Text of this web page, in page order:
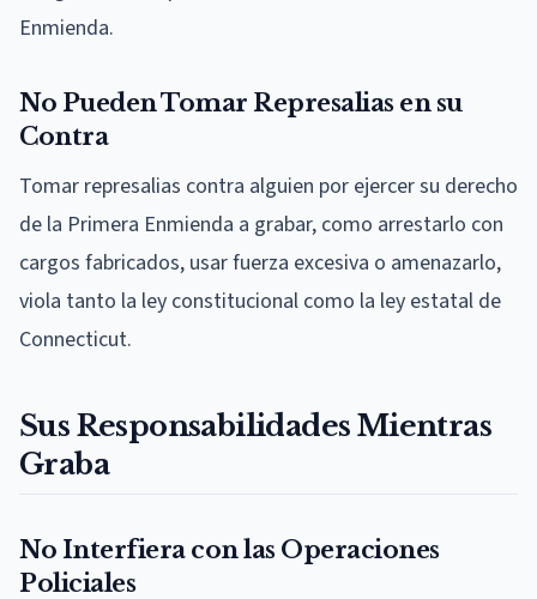
Enmienda.
No Pueden Tomar Represalias en su
Contra
Tomar represalias contra alguien por ejercer su derecho
de la Primera Enmienda a grabar, como arrestarlo con
cargos fabricados, usar fuerza excesiva o amenazarlo,
viola tanto la ley constitucional como la ley estatal de
Connecticut.
Sus Responsabilidades Mientras
Graba
No Interfiera con las Operaciones
Policiales